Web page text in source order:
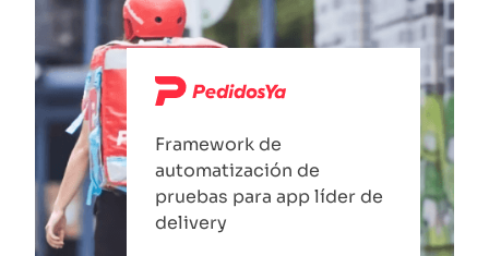
Framework de
automatización de
pruebas para app líder de
delivery